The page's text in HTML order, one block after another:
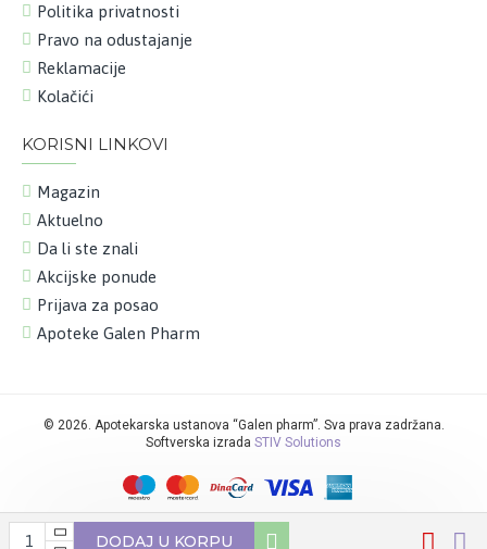
DODAJ U KORPU
Politika privatnosti
Pravo na odustajanje
Reklamacije
Kolačići
KORISNI LINKOVI
Magazin
Aktuelno
Da li ste znali
Akcijske ponude
Prijava za posao
Apoteke Galen Pharm
© 2026. Apotekarska ustanova “Galen pharm”. Sva prava zadržana.
Softverska izrada STIV Solutions